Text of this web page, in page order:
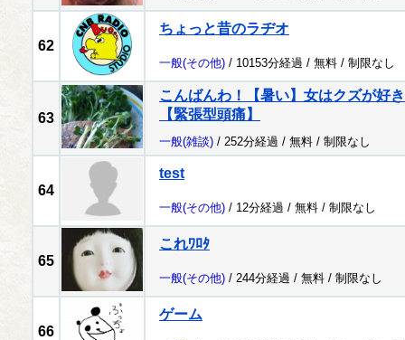
62
ちょっと昔のラヂオ
一般(その他) / 10153分経過 / 無料 / 制限なし
63
こんばんわ！【暑い】女はクズが好
【緊張型頭痛】
一般(雑談) / 252分経過 / 無料 / 制限なし
64
test
一般(その他) / 12分経過 / 無料 / 制限なし
65
これﾜﾛﾀ
一般(その他) / 244分経過 / 無料 / 制限なし
66
ゲーム